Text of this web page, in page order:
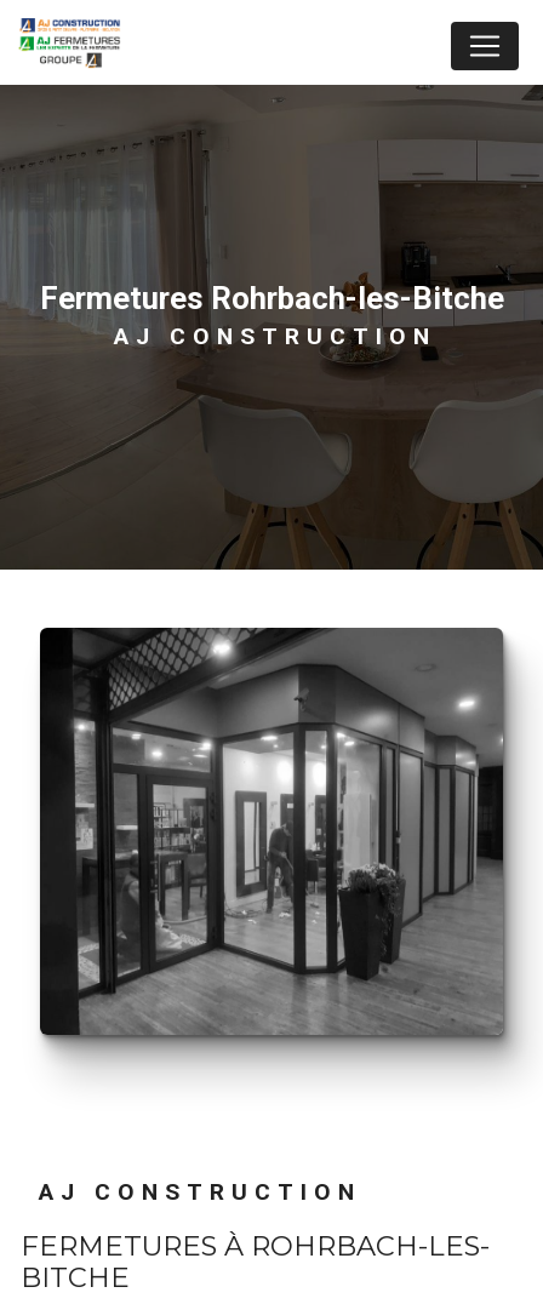
fermetures Rohrbach-les-Bitche
AJ CONSTRUCTION
AJ CONSTRUCTION
FERMETURES À ROHRBACH-LES-
BITCHE
Panneau de gestion des cookies